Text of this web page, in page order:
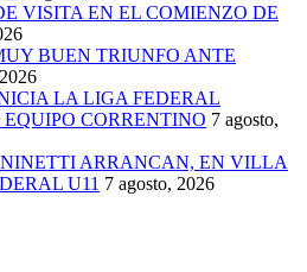
VISITA EN EL COMIENZO DE
BUEN TRIUNFO ANTE
LA LIGA FEDERAL
CORRENTINO 7 agosto,
ARRANCAN, EN VILLA
U11 7 agosto, 2026